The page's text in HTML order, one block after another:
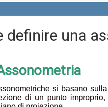
definire una
si basano
di un punto